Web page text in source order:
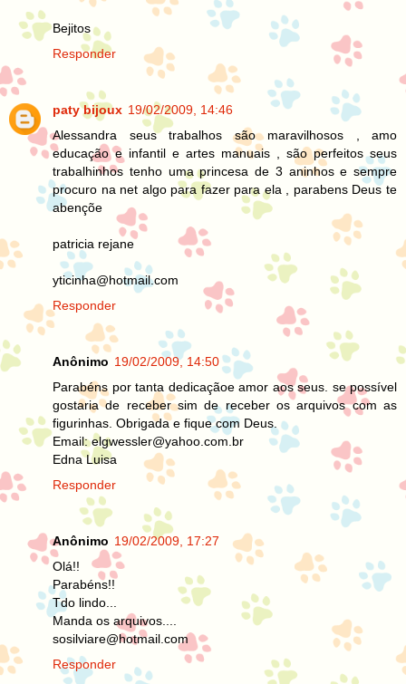
Bejitos
Responder
paty bijoux 19/02/2009, 14:46
Alessandra seus trabalhos são maravilhosos , amo
educação e infantil e artes manuais , são perfeitos seus
trabalhinhos tenho uma princesa de 3 aninhos e sempre
procuro na net algo para fazer para ela , parabens Deus te
abençõe
patricia rejane
yticinha@hotmail.com
Responder
Anônimo 19/02/2009, 14:50
Parabéns por tanta dedicaçãoe amor aos seus. se possível
gostaria de receber sim de receber os arquivos com as
figurinhas. Obrigada e fique com Deus.
Email: elgwessler@yahoo.com.br
Edna Luisa
Responder
Anônimo 19/02/2009, 17:27
Olá!!
Parabéns!!
Tdo lindo...
Manda os arquivos....
sosilviare@hotmail.com
Responder